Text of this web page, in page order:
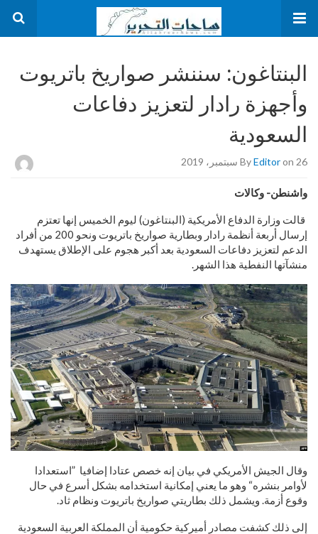
البنتاغون: سننشر صواريخ باتريوت
وأجهزة رادار لتعزيز دفاعات
السعودية
ByEditoron 26 سبتمبر، 2019
واشنطن- وكالات
قالت وزارة الدفاع الأمريكية (البنتاغون) ليوم الخميس إنها تعتزم
إرسال أربعة أنظمة رادار وبطارية صواريخ باتريوت ونحو 200 من أفراد
الدعم لتعزيز دفاعات السعودية بعد أكبر هجوم على الإطلاق يستهدف
منشآتها النفطية هذا الشهر.
وقال الجيش الأمريكي في بيان إنه خصص عتادا إضافيا ”استعدادا
لأوامر بنشره“ وهو ما يعني إمكانية استخدامه بشكل أسرع في حال
وقوع أزمة. ويشمل ذلك بطاريتي صواريخ باتريوت ونظام ثاد.
إلى ذلك كشفت مصادر أميركية حكومية أن المملكة العربية السعودية